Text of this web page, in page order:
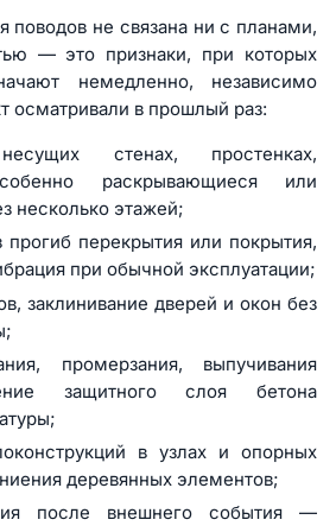
поводов не связана ни с планами,
— это признаки, при которых
немедленно, независимо
осматривали в прошлый раз:
стенах, простенках,
раскрывающиеся или
несколько этажей;
прогиб перекрытия или покрытия,
при обычной эксплуатации;
заклинивание дверей и окон без
промерзания, выпучивания
защитного слоя бетона
в узлах и опорных
деревянных элементов;
после внешнего события —